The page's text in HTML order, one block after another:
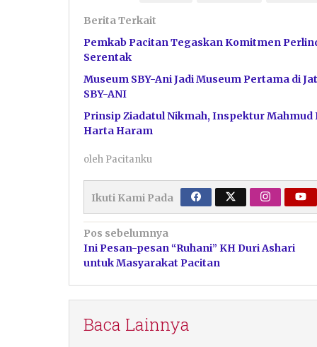
Berita Terkait
Pemkab Pacitan Tegaskan Komitmen
Serentak
Museum SBY-Ani Jadi Museum Pertama di
SBY-ANI
Prinsip Ziadatul Nikmah, Inspektur Mahmud
Harta Haram
oleh Pacitanku
Ikuti Kami Pada
Navigasi
pos
Pos sebelumnya
Ini Pesan-pesan “Ruhani” KH Duri Ashari
untuk Masyarakat Pacitan
Baca Lainnya